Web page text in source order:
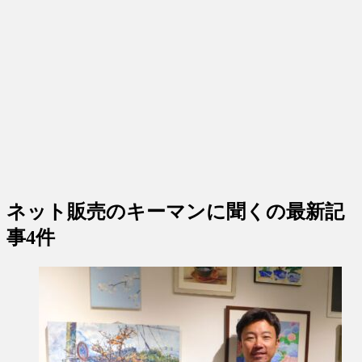
ネット販売のキーマンに聞く の最新記
事4件